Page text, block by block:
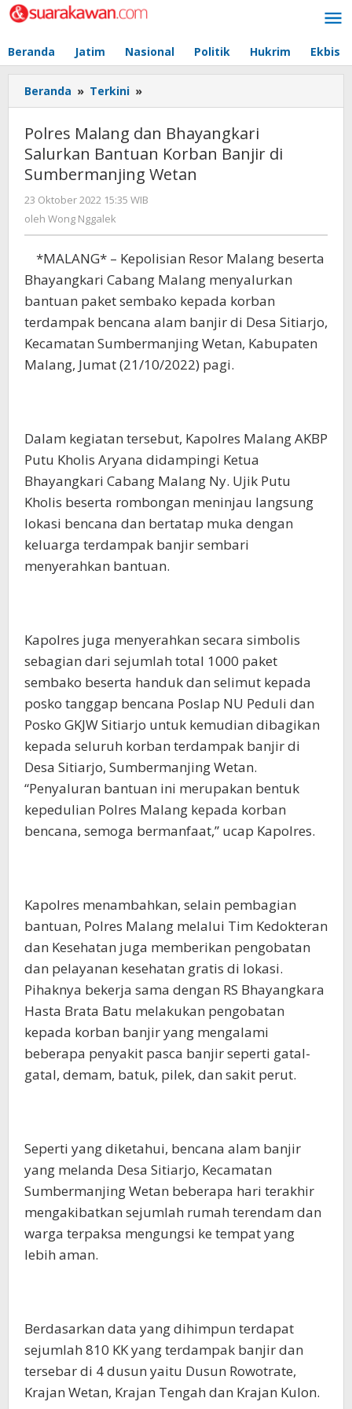
Lewati
ke
Beranda Jatim Nasional Politik Hukrim Ekbis
Beranda » Terkini »
Malang
Bhayangkari
Salurkan
Bantuan
Banjir
Sumbermanjing
Wetan
Polres Malang dan Bhayangkari
Salurkan Bantuan Korban Banjir di
Sumbermanjing Wetan
23 Oktober 2022 15:35 WIB
oleh Wong Nggalek
*MALANG* – Kepolisian Resor Malang beserta
Bhayangkari Cabang Malang menyalurkan
bantuan paket sembako kepada korban
terdampak bencana alam banjir di Desa Sitiarjo,
Kecamatan Sumbermanjing Wetan, Kabupaten
Malang, Jumat (21/10/2022) pagi.
Dalam kegiatan tersebut, Kapolres Malang AKBP
Putu Kholis Aryana didampingi Ketua
Bhayangkari Cabang Malang Ny. Ujik Putu
Kholis beserta rombongan meninjau langsung
lokasi bencana dan bertatap muka dengan
keluarga terdampak banjir sembari
menyerahkan bantuan.
Kapolres juga menyerahkan secara simbolis
sebagian dari sejumlah total 1000 paket
sembako beserta handuk dan selimut kepada
posko tanggap bencana Poslap NU Peduli dan
Posko GKJW Sitiarjo untuk kemudian dibagikan
kepada seluruh korban terdampak banjir di
Desa Sitiarjo, Sumbermanjing Wetan.
“Penyaluran bantuan ini merupakan bentuk
kepedulian Polres Malang kepada korban
bencana, semoga bermanfaat,” ucap Kapolres.
Kapolres menambahkan, selain pembagian
bantuan, Polres Malang melalui Tim Kedokteran
dan Kesehatan juga memberikan pengobatan
dan pelayanan kesehatan gratis di lokasi.
Pihaknya bekerja sama dengan RS Bhayangkara
Hasta Brata Batu melakukan pengobatan
kepada korban banjir yang mengalami
beberapa penyakit pasca banjir seperti gatal-
gatal, demam, batuk, pilek, dan sakit perut.
Seperti yang diketahui, bencana alam banjir
yang melanda Desa Sitiarjo, Kecamatan
Sumbermanjing Wetan beberapa hari terakhir
mengakibatkan sejumlah rumah terendam dan
warga terpaksa mengungsi ke tempat yang
lebih aman.
Berdasarkan data yang dihimpun terdapat
sejumlah 810 KK yang terdampak banjir dan
tersebar di 4 dusun yaitu Dusun Rowotrate,
Krajan Wetan, Krajan Tengah dan Krajan Kulon.